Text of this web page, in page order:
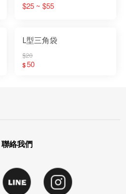
$25 ~ $55
L型三角袋
$20
$50
聯絡我們